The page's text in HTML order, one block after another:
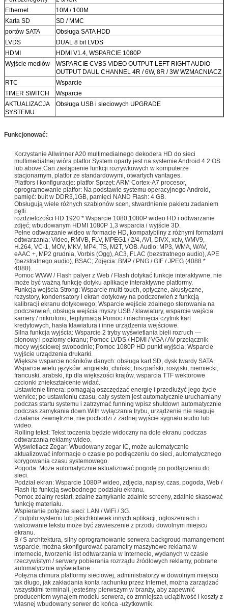
Ethernet
10M / 100M
Karta SD
SD / MMC
portów SATA
Obsługa SATA HDD
LVDS
DUAL 8 bit LVDS
HDMI
HDMI V1.4, WSPARCIE 1080P
Wyjście mediów
WSPARCIE CVBS VIDEO OUTPUT LEFT RIGHT AUDIO
OUTPUT DAUL CHANNEL 4R / 6W, 8R / 3W WZMACNIACZ
RTC
Wsparcie
TIMER SWITCH
Wsparcie
AKTUALIZACJA
SYSTEMU
Obsługa USB i sieciowych UPGRADE
Funkcjonować:
Korzystanie Allwinner A20 multimedialnego dekodera HD do sieci
multimedialnej wióra platfor System oparty jest na systemie Android 4.2 OS
lub above.Can zastąpienie funkcji rozrywkowych w komputerze
stacjonarnym, platfor ze standardowymi, otwartych vantages.
Platfors i konfiguracje: platfor Sprzęt: ARM Cortex-A7 procesor,
oprogramowanie platfor: Na podstawie systemu operacyjnego Android,
pamięć: buit w DDR3,1GB, pamięci NAND Flash: 4 GB.
Obsługują wiele różnych szablonów scen, stwardnienie pakietu zadaniem
pętli.
rozdzielczości HD 1920 * Wsparcie 1080,1080P wideo HD i odtwarzanie
zdjęć; wbudowanym HDMI 1080P 1,3 wsparcia i wyjście 3D.
Pełne odtwarzanie wideo w formacie HD, kompatybilny z różnymi formatami
odtwarzania: Video, RMVB, FLV, MPEG1 / 2/4, AVI, DIVX, xciv, WMV9,
H.264, VC-1, MOV, MKV, MP4, TS, M2T, VOB. Audio: MP3, WMA, WAV,
eAAC +, MP2 grudnia, Vorbis (Ogg), AC3, FLAC (bezstratnego audio), APE
(bezstratnego audio), BSAC; Zdjęcia: BMP / PNG / GIF / JPEG (4088 *
4088).
Pomoc WWW / Flash palyer z Web / Flash dotykać funkcje interaktywne, nie
może być ważną funkcję dotyku aplikacje interaktywne platformy.
Funkcja wejścia Strong: Wsparcie multi-touch, optyczne, akustyczne,
rezystory, kondensatory i ekran dotykowy na podczerwień z funkcją
kalibracji ekranu dotykowego; Wsparcie wejście zdalnego sterowania na
podczerwień, obsługa wejścia myszy USB / klawiatury, wsparcie wejścia
kamery / mikrofonu; legitymacja Pomoc / machnięcia czytnik kart
kredytowych, hasła klawiatura i inne urządzenia wejściowe.
Silna funkcja wyjścia: Wsparcie 2 tryby wyświetlania bieli rozruch ---
pionowy i poziomy ekranu; Pomoc LVDS / HDMI / VGA / AV przełącznik
mocy wyjściowej swobodnie; Pomoc 1080P HD punkt wyjścia; Wsparcie
wyjście urządzenia drukarki.
Większe wsparcie nośników danych: obsługa kart SD, dysk twardy SATA.
Wsparcie wielu języków: angielski, chiński, hiszpański, rosyjski, niemiecki,
francuski, arabski, itp dla większości krajów, wsparcia TTF wektorowe
czcionki zniekształcenie widać.
Ustawienie timera: pomagają oszczędzać energię i przedłużyć jego życie
wervice; po ustawieniu czasu, cały system jest automatycznie uruchamiany
podczas startu systemu i zatrzymać funning wpisz shutdown automatycznie
podczas zamykania down.With wyłączania trybu, urządzenie nie reaguje
działania zewnętrzne, nie pochodzi z żadnej wyjście sygnału audio lub
wideo.
Rolling tekst: Tekst toczenia będzie widoczny na dole ekranu podczas
odtwarzania reklamy wideo.
Wyświetlacz Zegar: Wbudowany zegar IC, może automatycznie
aktualizować informacje o czasie po podłączeniu do sieci, automatycznego
korygowania czasu systemowego.
Pogoda: Może automatycznie aktualizować pogodę po podłączeniu do
sieci.
Podział ekran: Wsparcie 1080P wideo, zdjęcia, napisy, czas, pogoda, Web /
Flash itp funkcją swobodnego podziału ekranu.
Pomoc zdalny restart, zdalne zamykanie zdalnie screeny, zdalnie skasować
funkcję materiału.
Wspieranie potężne sieci: LAN / WiFi / 3G.
Z pulpitu systemu lub jakichkolwiek innych aplikacji, ogłoszeniach i
walcowanie tekstu może być zawieszenie z przodu dowolnym miejscu
ekranu.
B / S architektura, silny oprogramowanie serwera backgroud mamangement
wsparcie, można skonfigurować parametry maszynowe reklama w
internecie, tworzenie list odtwarzania w Internecie, wydanych w czasie
rzeczywistym / serwery pobierania rozrządu źródłowych reklamy, pobrane
automatycznie wyświetlane.
Potężna chmura platformy sieciowej, administratorzy w dowolnym miejscu
tak długo, jak zakładania konta rachunku przez Internet, można zarządzać
wszystkimi terminali, jesteśmy pierwszym w branży, aby zapewnić
producentom wynajem modelu serwera, co zmniejsza uciążliwość i koszty z
własnej wbudowany serwer do końca -użytkownik.